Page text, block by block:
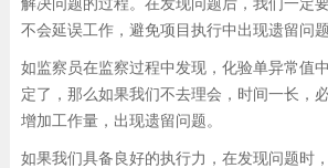
解决问题的过程。在发现问题后，我们一定
不会延误工作，避免项目执行中出现遗留问
如监察员在监察过程中发现，化验单异常值
定了，那么如果我们不去理会，时间一长，
增加工作量，出现遗留问题。
如果我们具备良好的执行力，在发现问题时